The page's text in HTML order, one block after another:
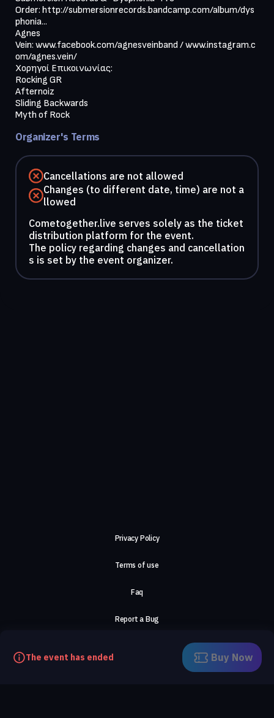
Order: http://submersionrecords.bandcamp.com/album/dys
phonia...
Agnes
Vein: www.facebook.com/agnesveinband / www.instagram.c
om/agnes.vein/
Χορηγοί Επικοινωνίας:
Rocking GR
Afternoiz
Sliding Backwards
Myth of Rock
Organizer's Terms
Cancellations are not allowed
Changes (to different date, time) are not a
llowed
Cometogether.live serves solely as the ticket
distribution platform for the event.
The policy regarding changes and cancellation
s is set by the event organizer.
The event has ended Buy Now
Privacy Policy
Terms of use
Faq
Report a Bug